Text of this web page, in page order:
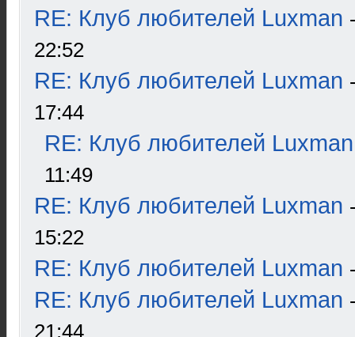
RE: Клуб любителей Luxman
22:52
RE: Клуб любителей Luxman
17:44
RE: Клуб любителей Luxman
11:49
RE: Клуб любителей Luxman
15:22
RE: Клуб любителей Luxman
RE: Клуб любителей Luxman
21:44